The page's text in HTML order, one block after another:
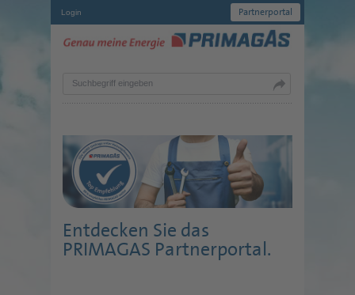
Partnerportal
Login
Suchbegriff eingeben
Entdecken Sie das
PRIMAGAS Partnerportal.